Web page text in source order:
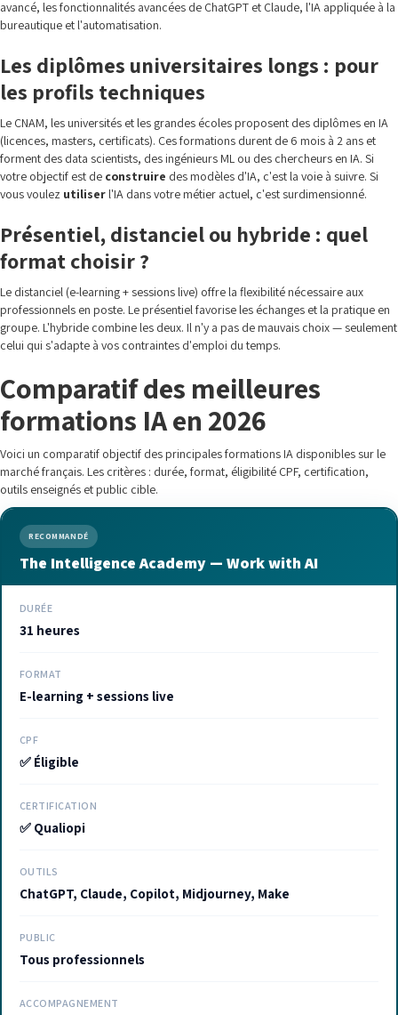
avancé, les fonctionnalités avancées de ChatGPT et Claude, l'IA appliquée à la
bureautique et l'automatisation.
Les diplômes universitaires longs : pour
les profils techniques
Le CNAM, les universités et les grandes écoles proposent des diplômes en IA
(licences, masters, certificats). Ces formations durent de 6 mois à 2 ans et
forment des data scientists, des ingénieurs ML ou des chercheurs en IA. Si
votre objectif est de construire des modèles d'IA, c'est la voie à suivre. Si
vous voulez utiliser l'IA dans votre métier actuel, c'est surdimensionné.
Présentiel, distanciel ou hybride : quel
format choisir ?
Le distanciel (e-learning + sessions live) offre la flexibilité nécessaire aux
professionnels en poste. Le présentiel favorise les échanges et la pratique en
groupe. L'hybride combine les deux. Il n'y a pas de mauvais choix — seulement
celui qui s'adapte à vos contraintes d'emploi du temps.
Comparatif des meilleures
formations IA en 2026
Voici un comparatif objectif des principales formations IA disponibles sur le
marché français. Les critères : durée, format, éligibilité CPF, certification,
outils enseignés et public cible.
RECOMMANDÉ
The Intelligence Academy — Work with AI
DURÉE
31 heures
FORMAT
E-learning + sessions live
CPF
✅ Éligible
CERTIFICATION
✅ Qualiopi
OUTILS
ChatGPT, Claude, Copilot, Midjourney, Make
PUBLIC
Tous professionnels
ACCOMPAGNEMENT